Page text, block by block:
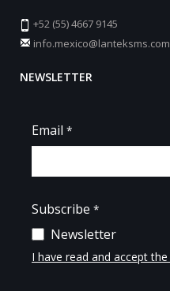
+52 (55) 4667 9145
info.mexico@lanteksms.com
NEWSLETTER